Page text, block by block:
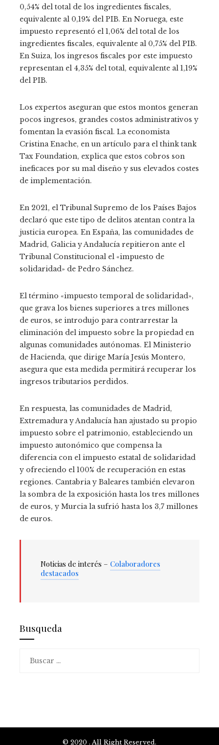
0,54% del total de los ingredientes fiscales,
equivalente al 0,19% del PIB. En Noruega, este
impuesto representó el 1,06% del total de los
ingredientes fiscales, equivalente al 0,75% del PIB.
En Suiza, los ingresos fiscales por este impuesto
representan el 4,35% del total, equivalente al 1,19%
del PIB.
Los expertos aseguran que estos montos generan
pocos ingresos, grandes costos administrativos y
fomentan la evasión fiscal. La economista
Cristina Enache, en un artículo para el think tank
Tax Foundation, explica que estos cobros son
ineficaces por su mal diseño y sus elevados costes
de implementación.
En 2021, el Tribunal Supremo de los Países Bajos
declaró que este tipo de delitos atentan contra la
justicia europea. En España, las comunidades de
Madrid, Galicia y Andalucía repitieron ante el
Tribunal Constitucional el «impuesto de
solidaridad» de Pedro Sánchez.
El término «impuesto temporal de solidaridad»,
que grava los bienes superiores a tres millones
de euros, se introdujo para contrarrestar la
eliminación del impuesto sobre la propiedad en
algunas comunidades autónomas. El Ministerio
de Hacienda, que dirige María Jesús Montero,
asegura que esta medida permitirá recuperar los
ingresos tributarios perdidos.
En respuesta, las comunidades de Madrid,
Extremadura y Andalucía han ajustado su propio
impuesto sobre el patrimonio, estableciendo un
impuesto autonómico que compensa la
diferencia con el impuesto estatal de solidaridad
y ofreciendo el 100% de recuperación en estas
regiones. Cantabria y Baleares también elevaron
la sombra de la exposición hasta los tres millones
de euros, y Murcia la sufrió hasta los 3,7 millones
de euros.
Noticias de interés – Colaboradores
destacados
Busqueda
© 2020 . All Right Reserved.